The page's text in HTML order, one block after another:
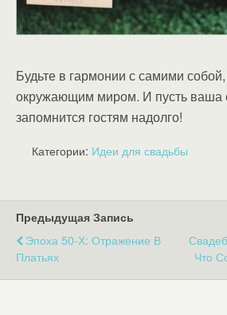
Будьте в гармонии с самими
окружающим миром. И пусть ваша
запомнится гостям надолго!
Категории: Идеи для свадьбы
Предыдущая Запись
Эпоха 50-Х: Отражение В
Платьях
Что